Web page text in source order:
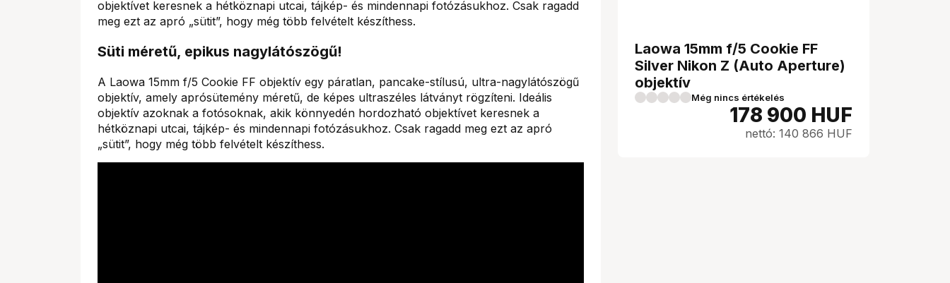
objektívet keresnek a hétköznapi utcai, tájkép- és mindennapi fotózásukhoz. Csak ragadd
meg ezt az apró „sütit”, hogy még több felvételt készíthess.
Süti méretű, epikus nagylátószögű!
A Laowa 15mm f/5 Cookie FF objektív egy páratlan, pancake-stílusú, ultra-nagylátószögű
objektív, amely aprósütemény méretű, de képes ultraszéles látványt rögzíteni. Ideális
objektív azoknak a fotósoknak, akik könnyedén hordozható objektívet keresnek a
hétköznapi utcai, tájkép- és mindennapi fotózásukhoz. Csak ragadd meg ezt az apró
„sütit”, hogy még több felvételt készíthess.
Laowa 15mm f/5 Cookie FF
Silver Nikon Z (Auto Aperture)
objektív
Még nincs értékelés
178 900 HUF
nettó: 140 866 HUF